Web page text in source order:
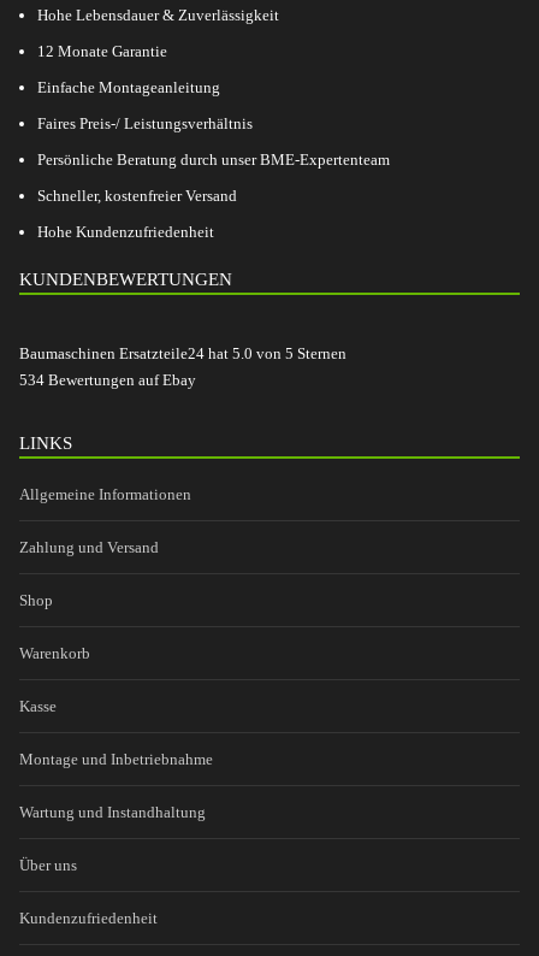
Hohe Lebensdauer & Zuverlässigkeit
12 Monate Garantie
Einfache Montageanleitung
Faires Preis-/ Leistungsverhältnis
Persönliche Beratung durch unser BME-Expertenteam
Schneller, kostenfreier Versand
Hohe Kundenzufriedenheit
KUNDENBEWERTUNGEN
Baumaschinen Ersatzteile24 hat 5.0 von 5 Sternen
534 Bewertungen auf Ebay
LINKS
Allgemeine Informationen
Zahlung und Versand
Shop
Warenkorb
Kasse
Montage und Inbetriebnahme
Wartung und Instandhaltung
Über uns
Kundenzufriedenheit